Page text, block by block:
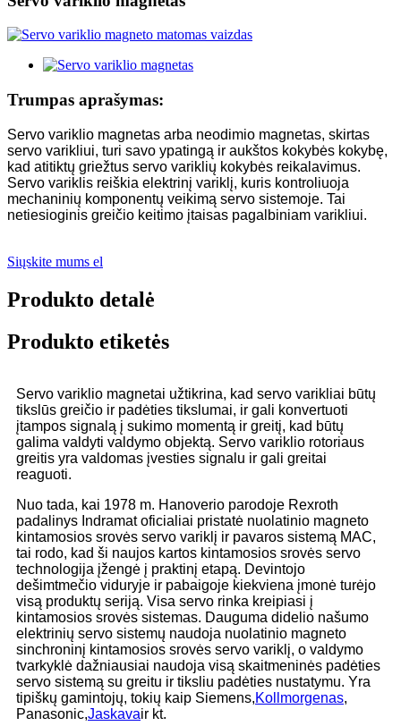
Trumpas aprašymas:
Servo variklio magnetas arba neodimio magnetas, skirtas
servo varikliui, turi savo ypatingą ir aukštos kokybės kokybę,
kad atitiktų griežtus servo variklių kokybės reikalavimus.
Servo variklis reiškia elektrinį variklį, kuris kontroliuoja
mechaninių komponentų veikimą servo sistemoje. Tai
netiesioginis greičio keitimo įtaisas pagalbiniam varikliui.
Siųskite mums el
Produkto detalė
Produkto etiketės
Servo variklio magnetai užtikrina, kad servo varikliai būtų
tikslūs greičio ir padėties tikslumai, ir gali konvertuoti
įtampos signalą į sukimo momentą ir greitį, kad būtų
galima valdyti valdymo objektą. Servo variklio rotoriaus
greitis yra valdomas įvesties signalu ir gali greitai
reaguoti.
Nuo tada, kai 1978 m. Hanoverio parodoje Rexroth
padalinys Indramat oficialiai pristatė nuolatinio magneto
kintamosios srovės servo variklį ir pavaros sistemą MAC,
tai rodo, kad ši naujos kartos kintamosios srovės servo
technologija įžengė į praktinį etapą. Devintojo
dešimtmečio viduryje ir pabaigoje kiekviena įmonė turėjo
visą produktų seriją. Visa servo rinka kreipiasi į
kintamosios srovės sistemas. Dauguma didelio našumo
elektrinių servo sistemų naudoja nuolatinio magneto
sinchroninį kintamosios srovės servo variklį, o valdymo
tvarkyklė dažniausiai naudoja visą skaitmeninės padėties
servo sistemą su greitu ir tiksliu padėties nustatymu. Yra
tipiškų gamintojų, tokių kaip Siemens,Kollmorgenas,
Panasonic,Jaskavair kt.